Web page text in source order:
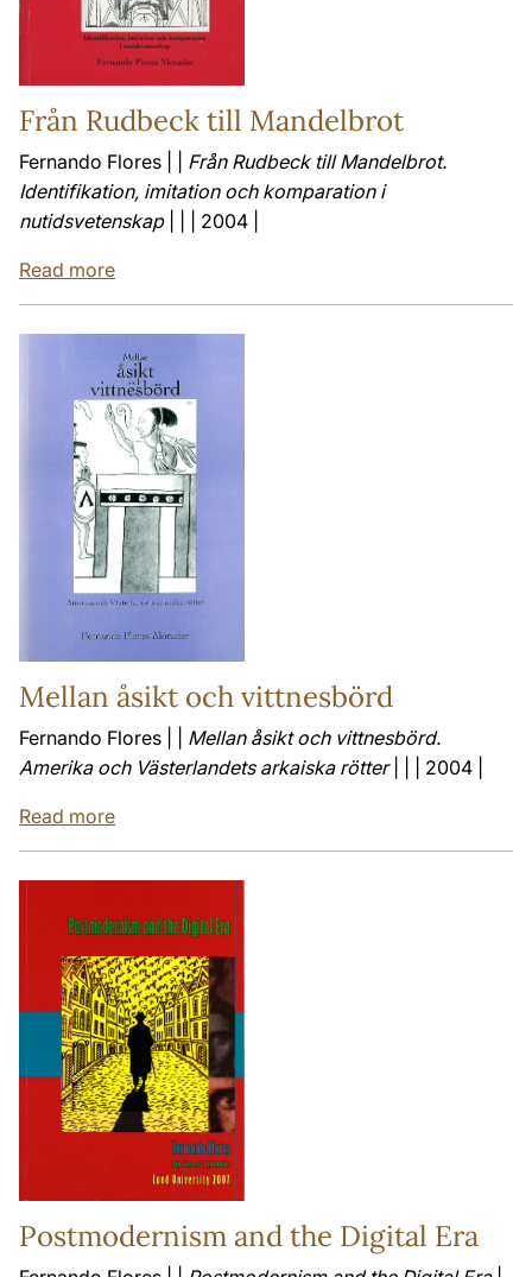
Från Rudbeck till Mandelbrot
Fernando Flores | | Från Rudbeck till Mandelbrot.
Identifikation, imitation och komparation i
nutidsvetenskap| | | 2004 |
Read more
Mellan åsikt och vittnesbörd
Fernando Flores | | Mellan åsikt och vittnesbörd.
Amerika och Västerlandets arkaiska rötter| | | 2004 |
Read more
Postmodernism and the Digital Era